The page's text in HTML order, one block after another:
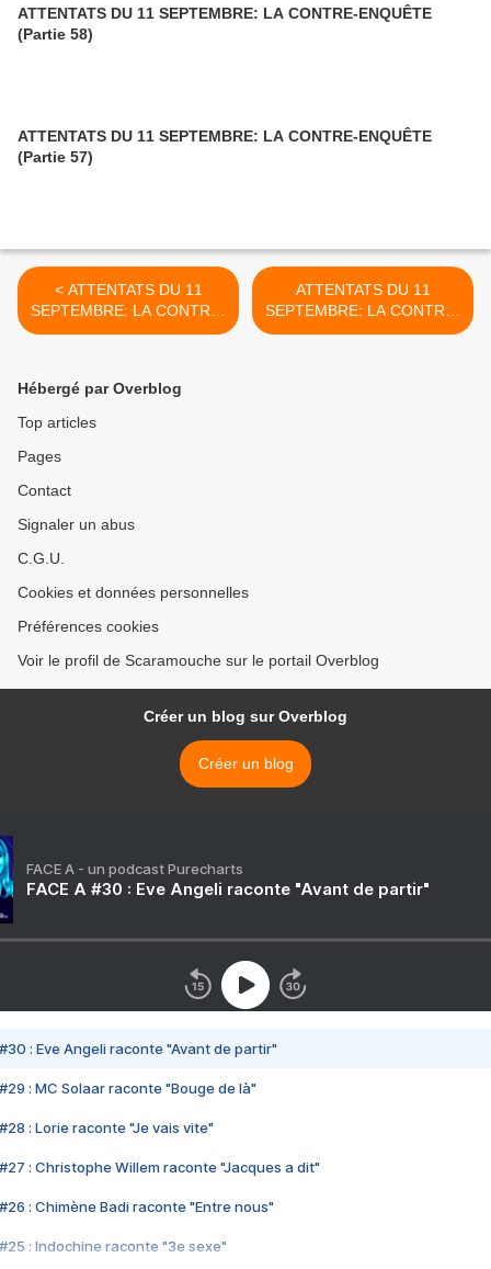
ATTENTATS DU 11 SEPTEMBRE: LA CONTRE-ENQUÊTE
(Partie 58)
ATTENTATS DU 11 SEPTEMBRE: LA CONTRE-ENQUÊTE
(Partie 57)
< ATTENTATS DU 11
SEPTEMBRE: LA CONTRE-
ENQUÊTE (Partie 27)
ATTENTATS DU 11
SEPTEMBRE: LA CONTRE-
ENQUÊTE (Partie 29) >
Hébergé par Overblog
Top articles
Pages
Contact
Signaler un abus
C.G.U.
Cookies et données personnelles
Préférences cookies
Voir le profil de Scaramouche sur le portail Overblog
Créer un blog sur Overblog
Créer un blog
FACE A - un podcast Purecharts
FACE A #30 : Eve Angeli raconte "Avant de partir"
#30 : Eve Angeli raconte "Avant de partir"
#29 : MC Solaar raconte "Bouge de là"
#28 : Lorie raconte "Je vais vite"
#27 : Christophe Willem raconte "Jacques a dit"
#26 : Chimène Badi raconte "Entre nous"
#25 : Indochine raconte "3e sexe"